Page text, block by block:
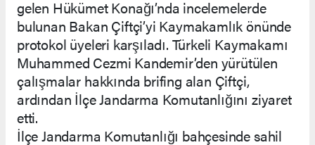
gelen Hükümet Konağı’nda incelemelerde
bulunan Bakan Çiftçi’yi Kaymakamlık önünde
protokol üyeleri karşıladı. Türkeli Kaymakamı
Muhammed Cezmi Kandemir’den yürütülen
çalışmalar hakkında brifing alan Çiftçi,
ardından İlçe Jandarma Komutanlığını ziyaret
etti.
İlçe Jandarma Komutanlığı bahçesinde sahil